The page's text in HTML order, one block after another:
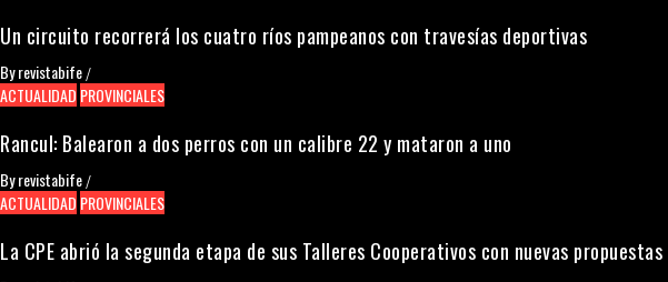
Un circuito recorrerá los cuatro ríos pampeanos con travesías deportivas
Byrevistabife /
ACTUALIDAD PROVINCIALES
Rancul: Balearon a dos perros con un calibre 22 y mataron a uno
Byrevistabife /
ACTUALIDAD PROVINCIALES
La CPE abrió la segunda etapa de sus Talleres Cooperativos con nuevas propuestas